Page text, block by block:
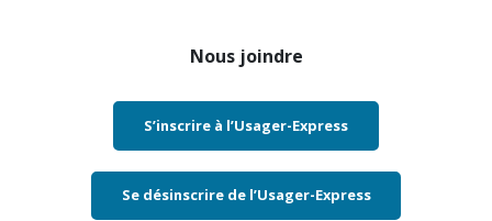
Nous joindre
S’inscrire à l’Usager-Express
Se désinscrire de l’Usager-Express